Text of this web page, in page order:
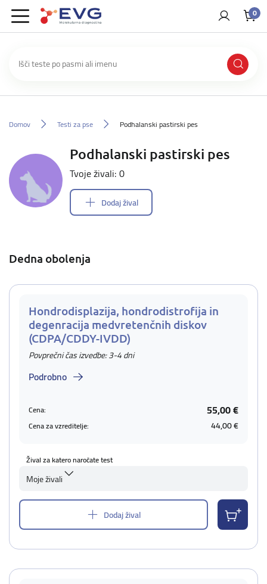
0
Domov Testi za pse Podhalanski pastirski pes
Podhalanski pastirski pes
Tvoje živali: 0
Dodaj žival
Dedna obolenja
Hondrodisplazija, hondrodistrofija in
degenracija medvretenčnih diskov
(CDPA/CDDY-IVDD)
Povprečni čas izvedbe: 3-4 dni
Podrobno
Cena: 55,00 €
Cena za vzreditelje: 44,00 €
Žival za katero naročate test
Moje živali
Dodaj žival